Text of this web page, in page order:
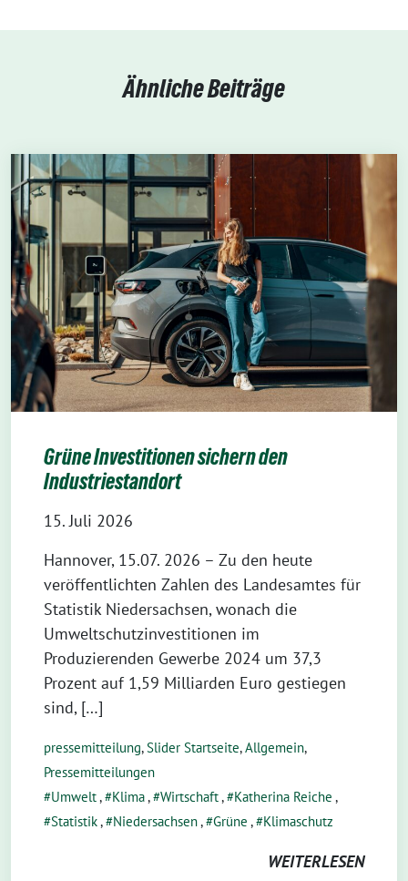
Ähnliche Beiträge
Grüne Investitionen sichern den
Industriestandort
15. Juli 2026
Hannover, 15.07. 2026 – Zu den heute
veröffentlichten Zahlen des Landesamtes für
Statistik Niedersachsen, wonach die
Umweltschutzinvestitionen im
Produzierenden Gewerbe 2024 um 37,3
Prozent auf 1,59 Milliarden Euro gestiegen
sind, […]
pressemitteilung,Slider Startseite,Allgemein,
Pressemitteilungen
Umwelt, Klima, Wirtschaft, Katherina Reiche ,
Statistik, Niedersachsen, Grüne , Klimaschutz
WEITERLESEN